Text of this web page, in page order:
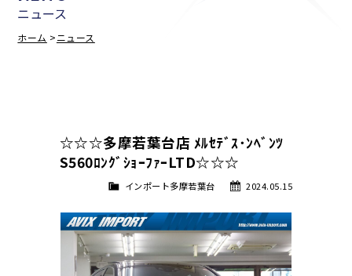
ニュース
ホーム ニュース
☆☆☆多摩若葉台店 ﾒﾙｾﾃﾞｽ･ﾝﾍﾞﾝﾂ
S560ﾛﾝｸﾞｼｮｰﾌｧｰLTD☆☆☆
2024.05.15
インポート多摩若葉台